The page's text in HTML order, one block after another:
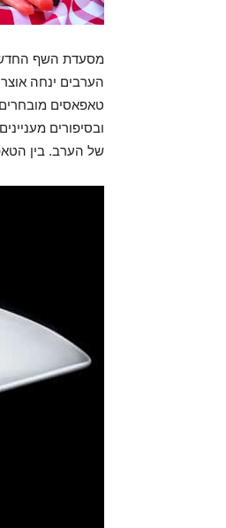
מסעדת השף
הערבים ינחה
טאפאסים
ובסיפורים
של הערב. בין